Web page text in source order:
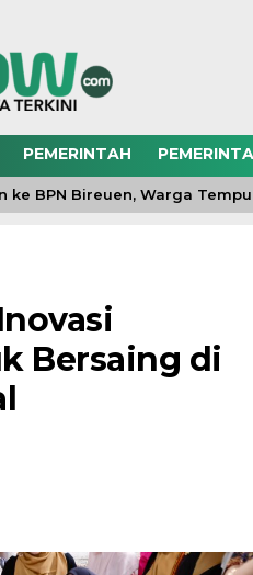
PEMERINTAH
BPN Bireuen, Warga
Bersaing di